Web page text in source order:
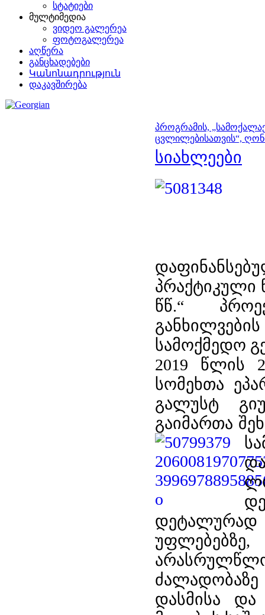
სტატიები
მულტიმედია
ვიდეო გალერეა
ფოტოგალერეა
აღწერა
განცხადებები
Կանոնադրություն
დაკავშირება
პროგრამის,
ცვლილებისათვის“,
სიახლეები
პრაქტიკული
წწ.“
განხილვების
სამოქმედო
2019 წლის
სომეხთა
გალუსტ
გაიმართა
დეტალურად
ძალადობაზე
დასმისა და